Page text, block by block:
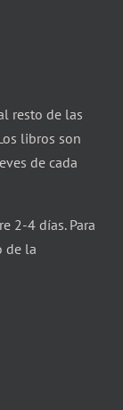
resto de las
libros son
de cada
2-4 días. Para
de la